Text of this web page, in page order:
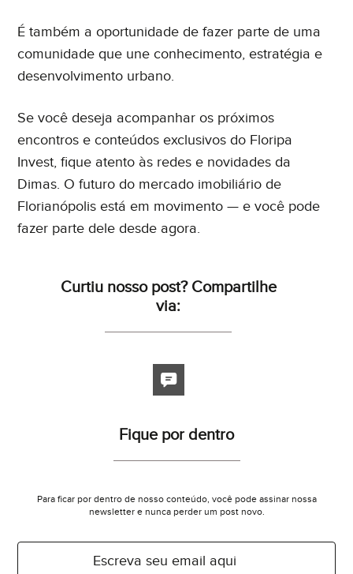
É também a oportunidade de fazer parte de uma
comunidade que une conhecimento, estratégia e
desenvolvimento urbano.
Se você deseja acompanhar os próximos
encontros e conteúdos exclusivos do Floripa
Invest, fique atento às redes e novidades da
Dimas. O futuro do mercado imobiliário de
Florianópolis está em movimento — e você pode
fazer parte dele desde agora.
Curtiu nosso post? Compartilhe
via:
Fique por dentro
Para ficar por dentro de nosso conteúdo, você pode assinar nossa
newsletter e nunca perder um post novo.